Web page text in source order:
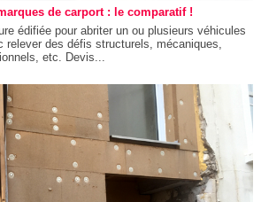
de carport : le comparatif !
édifiée pour abriter un ou plusieurs véhicules
relever des défis structurels, mécaniques,
etc. Devis...